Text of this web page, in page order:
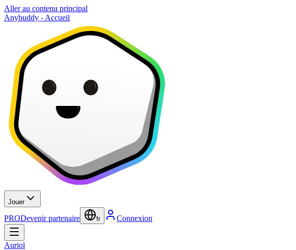
Aller au contenu principal
Anybuddy - Accueil
Jouer
PRODevenir partenaire fr Connexion
Auriol